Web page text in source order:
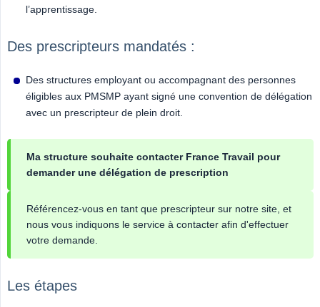
l’apprentissage.
Des prescripteurs mandatés :
Des structures employant ou accompagnant des personnes
éligibles aux PMSMP ayant signé une convention de délégation
avec un prescripteur de plein droit.
Ma structure souhaite contacter France Travail pour
demander une délégation de prescription
Référencez-vous en tant que prescripteur sur notre site, et
nous vous indiquons le service à contacter afin d'effectuer
votre demande.
Les étapes